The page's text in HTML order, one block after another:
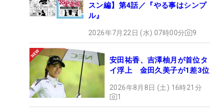
スン編】第4話／『やる事はシンプ
ル』
2026年7月22日 (水) 07時00分 9
安田祐香、吉澤柚月が首位タ
イ浮上 金田久美子が1差3位
2026年8月8日 (土) 16時21分
1